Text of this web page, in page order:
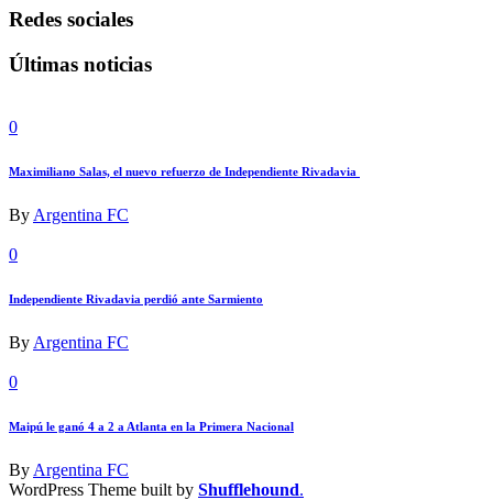
Redes sociales
Últimas noticias
0
Maximiliano Salas, el nuevo refuerzo de Independiente Rivadavia
By Argentina FC
0
Independiente Rivadavia perdió ante Sarmiento
By Argentina FC
0
Maipú le ganó 4 a 2 a Atlanta en la Primera Nacional
By Argentina FC
WordPress Theme built by Shufflehound.